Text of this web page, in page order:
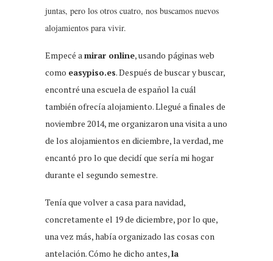
juntas, pero los otros cuatro, nos buscamos nuevos
alojamientos para vivir.
Empecé amirar online, usando páginas web
como easypiso.es. Después de buscar y buscar,
encontré una escuela de español la cuál
también ofrecía alojamiento. Llegué a finales de
noviembre 2014, me organizaron una visita a uno
de los alojamientos en diciembre, la verdad, me
encantó pro lo que decidí que sería mi hogar
durante el segundo semestre.
Tenía que volver a casa para navidad,
concretamente el 19 de diciembre, por lo que,
una vez más, había organizado las cosas con
antelación. Cómo he dicho antes,la